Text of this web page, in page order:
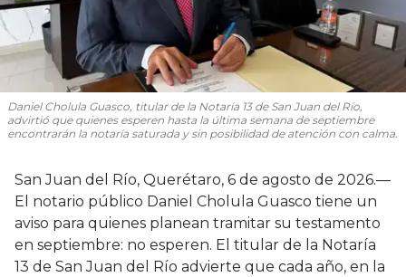
Daniel Cholula Guasco, titular de la Notaría 13 de San Juan del Río,
advirtió que quienes esperen hasta la última semana de septiembre
encontrarán la notaría saturada y sin posibilidad de atención con calma.
San Juan del Río, Querétaro, 6 de agosto de 2026.—
El notario público Daniel Cholula Guasco tiene un
aviso para quienes planean tramitar su testamento
en septiembre: no esperen. El titular de la Notaría
13 de San Juan del Río advierte que cada año, en la